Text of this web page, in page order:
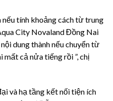
nếu tính khoảng cách từ trung
City Novaland Đồng Nai
dung thành nếu chuyển từ
mất cả nửa tiếng rồi ”, chị